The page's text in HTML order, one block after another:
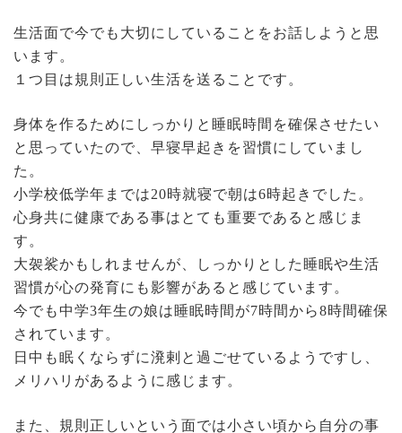
生活面で今でも大切にしていることをお話しようと思
います。
１つ目は規則正しい生活を送ることです。
身体を作るためにしっかりと睡眠時間を確保させたい
と思っていたので、早寝早起きを習慣にしていまし
た。
小学校低学年までは20時就寝で朝は6時起きでした。
心身共に健康である事はとても重要であると感じま
す。
大袈裟かもしれませんが、しっかりとした睡眠や生活
習慣が心の発育にも影響があると感じています。
今でも中学3年生の娘は睡眠時間が7時間から8時間確保
されています。
日中も眠くならずに溌剌と過ごせているようですし、
メリハリがあるように感じます。
また、規則正しいという面では小さい頃から自分の事